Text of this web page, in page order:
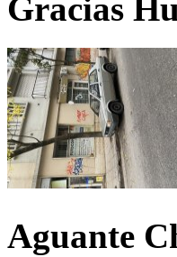
Gracias
Aguante